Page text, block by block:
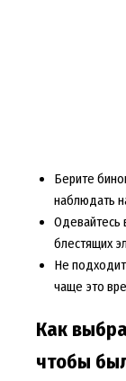
Берите
наблюдать
Одевайтесь
блестящих
Не
чаще это
Как
чтобы